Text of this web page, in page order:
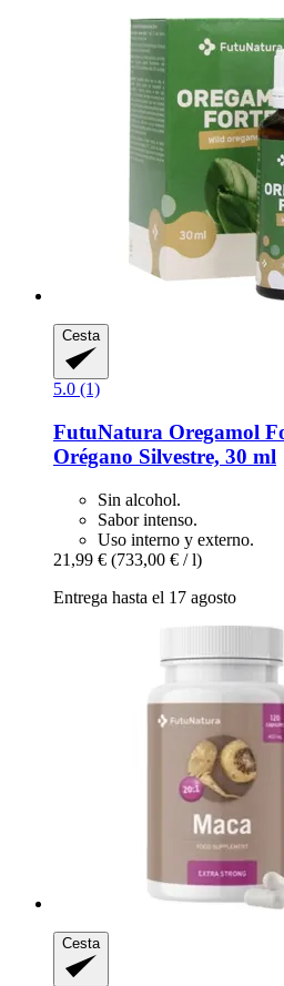
Cesta
5.0 (1)
FutuNatura Oregamol
Orégano Silvestre, 30 ml
Sin alcohol.
Sabor intenso.
Uso interno y externo.
21,99 € (733,00 € / l)
Entrega hasta el 17 agosto
Cesta